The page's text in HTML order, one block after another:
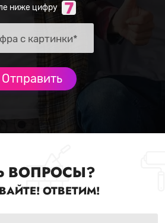
ниже цифру
ВОПРОСЫ?
ОТВЕТИМ!